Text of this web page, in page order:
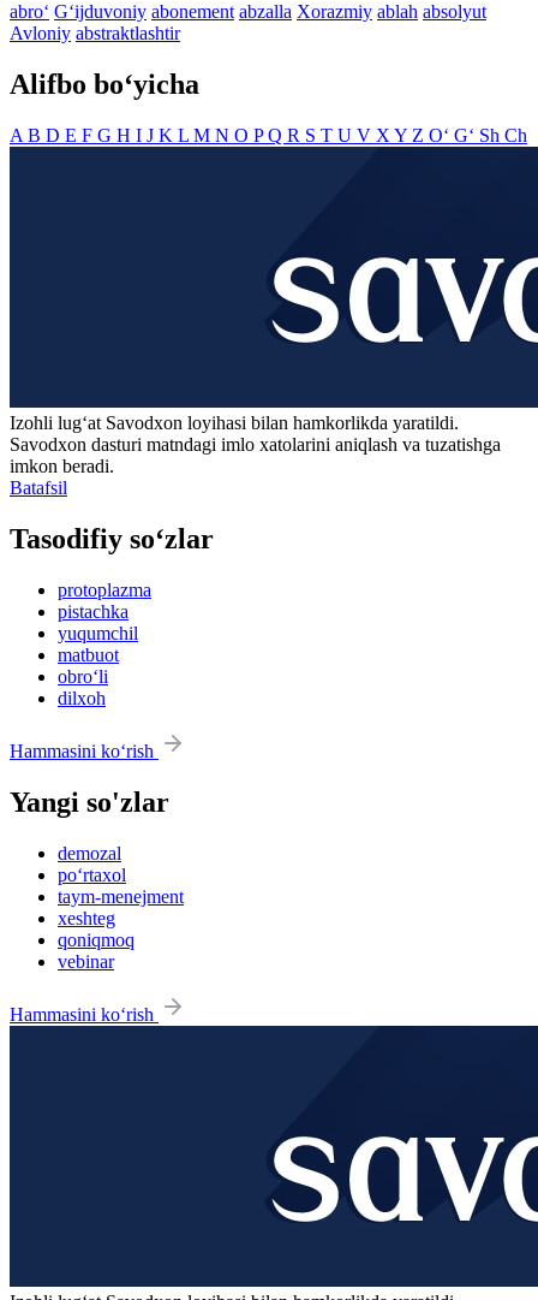
abro‘ G‘ijduvoniy abonement abzalla Xorazmiy ablah absolyut
Avloniy abstraktlashtir
Alifbo bo‘yicha
A B D E F G H I J K L M N O PQ R S T U V X Y Z O‘ G‘ Sh Ch
Izohli lugʻat Savodxon loyihasi bilan hamkorlikda yaratildi.
Savodxon dasturi matndagi imlo xatolarini aniqlash va tuzatishga
imkon beradi.
Batafsil
Tasodifiy so‘zlar
protoplazma
pistachka
yuqumchil
matbuot
obro‘li
dilxoh
Hammasini ko‘rish
Yangi so'zlar
demozal
po‘rtaxol
taym-menejment
xeshteg
qoniqmoq
vebinar
Hammasini ko‘rish